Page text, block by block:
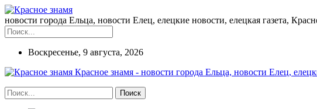
новости города Ельца, новости Елец, елецкие новости, елецкая газета,
Воскресенье, 9 августа, 2026
Красное знамя - новости города Ельца, новости Елец,